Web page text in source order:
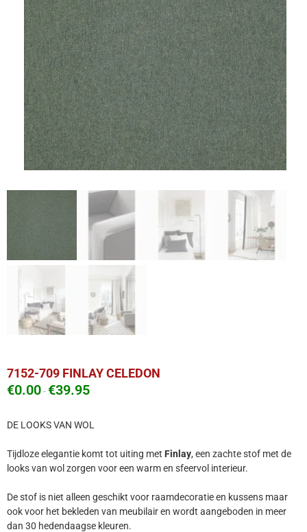
7152-709 FINLAY CELEDON
€0.00-€39.95
DE LOOKS VAN WOL
Tijdloze elegantie komt tot uiting met Finlay, een zachte stof met de
looks van wol zorgen voor een warm en sfeervol interieur.
De stof is niet alleen geschikt voor raamdecoratie en kussens maar
ook voor het bekleden van meubilair en wordt aangeboden in meer
dan 30 hedendaagse kleuren.